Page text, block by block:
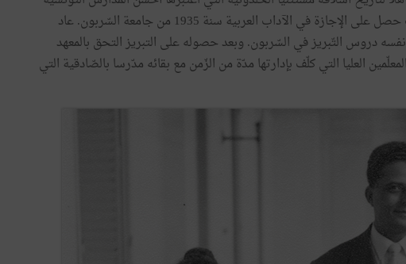
فيما يخصّ تدريس التاريخ. سافر إلى فرنسا حيث حصل على الإجازة في الآداب العربية سنة 1935 من جامعة السّربون. عاد
دروس التّبريز في السّربون. وبعد حصوله على التبريز التحق بالمعهد
العليا التي كلّف بإدارتها مدّة من الزّمن مع بقائه مدّرسا بالصّادقية التي